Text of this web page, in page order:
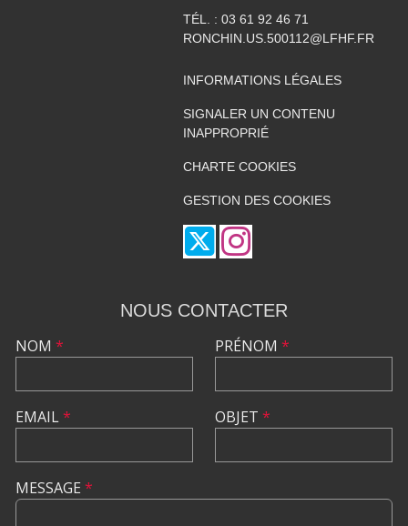
TÉL. : 03 61 92 46 71
RONCHIN.US.500112@LFHF.FR
INFORMATIONS LÉGALES
SIGNALER UN CONTENU
INAPPROPRIÉ
CHARTE COOKIES
GESTION DES COOKIES
NOUS CONTACTER
NOM *
EMAIL*
PRÉNOM *
OBJET *
MESSAGE *